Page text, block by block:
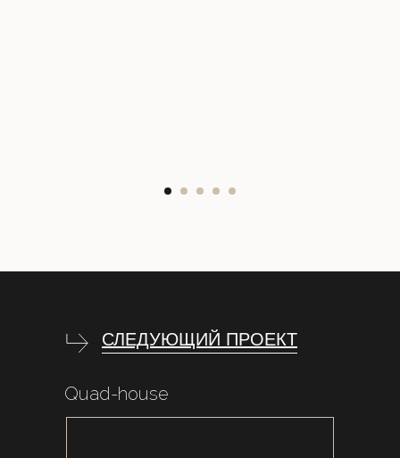
СЛЕДУЮЩИЙ ПРОЕКТ
Quad-house